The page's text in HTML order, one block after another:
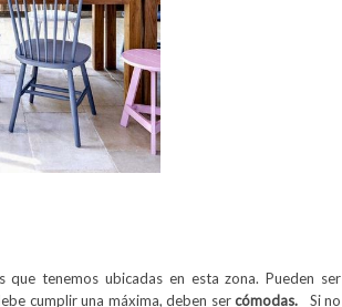
tenemos ubicadas en esta zona. Pueden ser
cumplir una máxima, deben sercómodas. Si no